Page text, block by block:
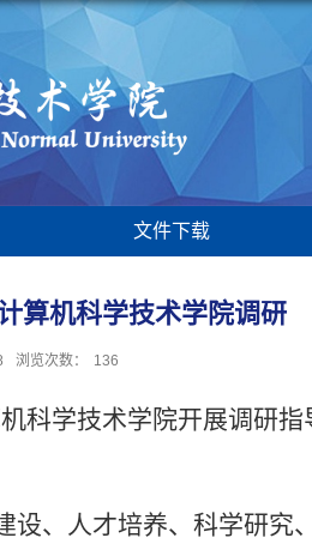
文件下载
算机科学技术学院调研
浏览次数： 136
科学技术学院开展调研
、人才培养、科学研究